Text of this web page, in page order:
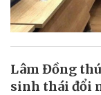
Lâm Đồng
sinh thái đổi